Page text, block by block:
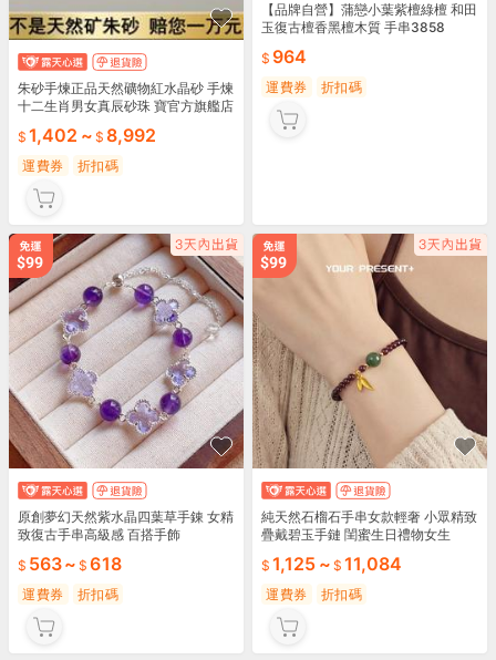
朱砂手煉正品天然礦物紅水晶砂 手煉
十二生肖男女真辰砂珠 寶官方旗艦店
1,402 ~ 8,992
運費券 折扣碼
【品牌自營】蒲戀小葉紫檀綠檀 和田
玉復古檀香黑檀木質 手串3858
964
運費券 折扣碼
原創夢幻天然紫水晶四葉草手錬 女精
致復古手串高級感 百搭手飾
563~ 618
運費券 折扣碼
純天然石榴石手串女款輕奢 小眾精致
疊戴碧玉手鏈 閨蜜生日禮物女生
1,125 ~ 11,084
運費券 折扣碼